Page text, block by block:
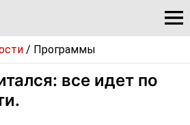
/ Программы
все идет по